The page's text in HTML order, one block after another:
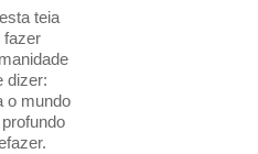
teia
fazer
dizer:
o mundo